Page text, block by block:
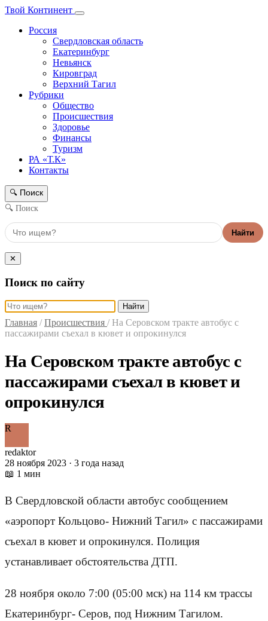
Твой Континент
Россия
Свердловская область
Екатеринбург
Невьянск
Кировград
Верхний Тагил
Рубрики
Общество
Происшествия
Здоровье
Финансы
Туризм
РА «Т.К»
Контакты
🔍 Поиск
🔍 Поиск
Найти
✕
Поиск по сайту
Найти
Главная / Происшествия / На Серовском тракте автобус с
пассажирами съехал в кювет и опрокинулся
На Серовском тракте автобус с
пассажирами съехал в кювет и
опрокинулся
R
redaktor
28 ноября 2023 · 3 года назад
📖 1 мин
В Свердловской области автобус сообщением
«аэропорт Кольцово- Нижний Тагил» с пассажирами
съехал в кювет и опрокинулся. Полиция
устанавливает обстоятельства ДТП.
28 ноября около 7:00 (05:00 мск) на 114 км трассы
Екатеринбург- Серов, под Нижним Тагилом.